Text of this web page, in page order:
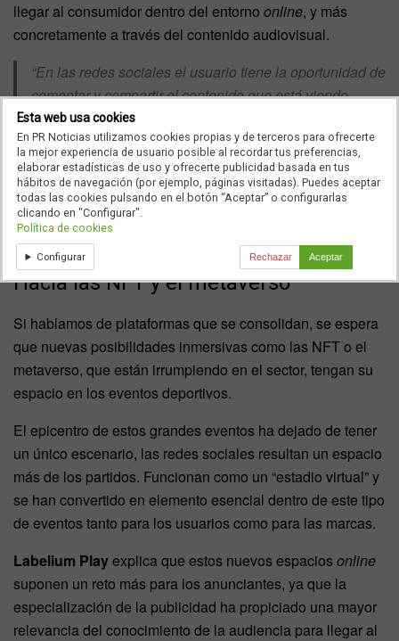
llegar al consumidor dentro del entorno online, y más
concretamente a través del contenido audiovisual.
“En las redes sociales el usuario tiene la oportunidad de
comentar y compartir el contenido que está viendo.
Además, las empresas se están dando cuenta del poder
de estos medios sociales, sobre todo por el
engagement que generan y por ello, están realizando
cada vez más campañas dentro de estas”, adelanta
Lucía González, fundadora y managing director de
Labelium Play.
Hacia las NFT y el metaverso
Si hablamos de plataformas que se consolidan, se espera
que nuevas posibilidades inmersivas como las NFT o el
metaverso, que están irrumpiendo en el sector, tengan su
espacio en los eventos deportivos.
El epicentro de estos grandes eventos ha dejado de tener
un único escenario, las redes sociales resultan un espacio
más de los partidos. Funcionan como un “estadio virtual” y
se han convertido en elemento esencial dentro de este tipo
de eventos tanto para los usuarios como para las marcas.
Labelium Playexplica que estos nuevos espaciosonline
suponen un reto más para los anunciantes, ya que la
especialización de la publicidad ha propiciado una mayor
relevancia del conocimiento de la audiencia para llegar al
Esta web usa cookies
En PR Noticias utilizamos cookies propias y de terceros para ofrecerte
la mejor experiencia de usuario posible al recordar tus preferencias,
elaborar estadísticas de uso y ofrecerte publicidad basada en tus
hábitos de navegación (por ejemplo, páginas visitadas). Puedes aceptar
todas las cookies pulsando en el botón “Aceptar” o configurarlas
clicando en "Configurar".
Política de cookies
Configurar Rechazar Aceptar